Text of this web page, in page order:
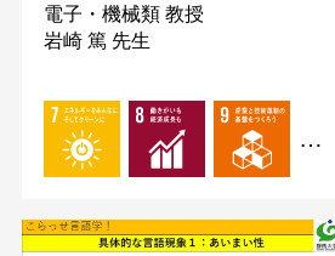
電子・機械類 教授
岩崎 篤 先生
…